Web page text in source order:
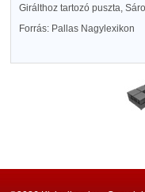
Girálthoz tartozó puszta,
Forrás: Pallas Nagylexikon